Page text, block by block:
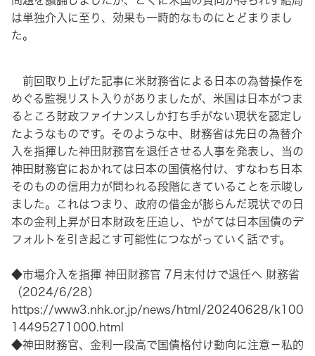
は単独介入に至り、効果も一時的なものにとどまりまし
た。
前回取り上げた記事に米財務省による日本の為替操作を
めぐる監視リスト入りがありましたが、米国は日本がつま
るところ財政ファイナンスしか打ち手がない現状を認定し
たようなものです。そのような中、財務省は先日の為替介
入を指揮した神田財務官を退任させる人事を発表し、当の
神田財務官におかれては日本の国債格付け、すなわち日本
そのものの信用力が問われる段階にきていることを示唆し
ました。これはつまり、政府の借金が膨らんだ現状での日
本の金利上昇が日本財政を圧迫し、やがては日本国債のデ
フォルトを引き起こす可能性につながっていく話です。
◆市場介入を指揮 神田財務官 7月末付けで退任へ 財務省
（2024/6/28）
https://www3.nhk.or.jp/news/html/20240628/k100
14495271000.html
◆神田財務官、金利一段高で国債格付け動向に注意－私的